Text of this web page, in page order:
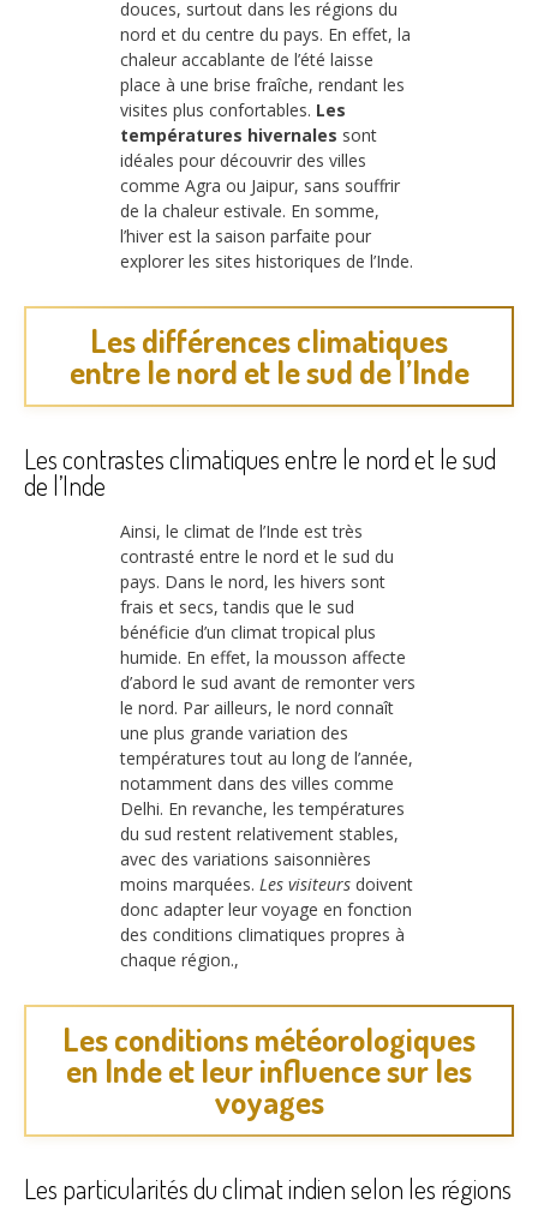
douces, surtout dans les régions du
nord et du centre du pays. En effet, la
chaleur accablante de l’été laisse
place à une brise fraîche, rendant les
visites plus confortables. Les
températures hivernales sont
idéales pour découvrir des villes
comme Agra ou Jaipur, sans souffrir
de la chaleur estivale. En somme,
l’hiver est la saison parfaite pour
explorer les sites historiques de l’Inde.
Les différences climatiques
entre le nord et le sud de l’Inde
Les contrastes climatiques entre le nord et le sud
de l’Inde
Ainsi, le climat de l’Inde est très
contrasté entre le nord et le sud du
pays. Dans le nord, les hivers sont
frais et secs, tandis que le sud
bénéficie d’un climat tropical plus
humide. En effet, la mousson affecte
d’abord le sud avant de remonter vers
le nord. Par ailleurs, le nord connaît
une plus grande variation des
températures tout au long de l’année,
notamment dans des villes comme
Delhi. En revanche, les températures
du sud restent relativement stables,
avec des variations saisonnières
moins marquées. Les visiteurs doivent
donc adapter leur voyage en fonction
des conditions climatiques propres à
chaque région.,
Les conditions météorologiques
en Inde et leur influence sur les
voyages
Les particularités du climat indien selon les régions